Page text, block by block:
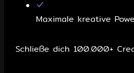
Maximale kreative
Schließe dich 100.000+